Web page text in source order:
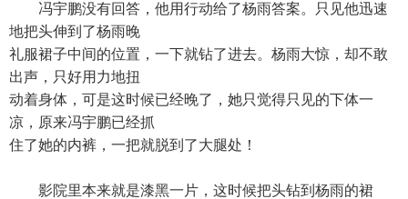
冯宇鹏没有回答，他用行动给了杨雨答案。只见他迅速
地把头伸到了杨雨晚
礼服裙子中间的位置，一下就钻了进去。杨雨大惊，却不敢
出声，只好用力地扭
动着身体，可是这时候已经晚了，她只觉得只见的下体一
凉，原来冯宇鹏已经抓
住了她的内裤，一把就脱到了大腿处！
影院里本来就是漆黑一片，这时候把头钻到杨雨的裙